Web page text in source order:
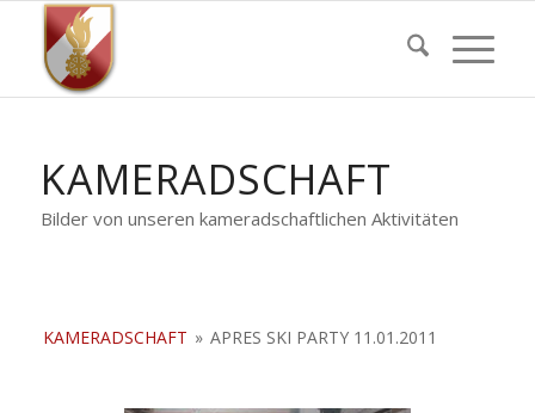
KAMERADSCHAFT
Bilder von unseren kameradschaftlichen Aktivitäten
KAMERADSCHAFT » APRES SKI PARTY 11.01.2011